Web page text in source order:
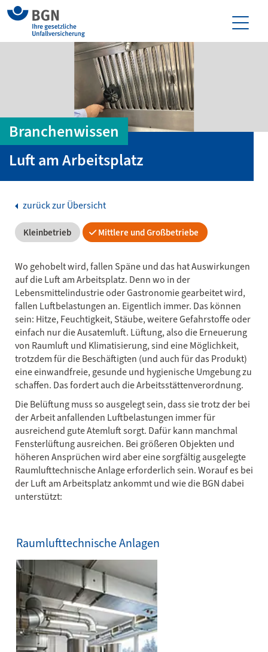
Branchenwissen
Luft am Arbeitsplatz
zurück zur Übersicht
Kleinbetrieb Mittlere und Großbetriebe
Wo gehobelt wird, fallen Späne und das hat Auswirkungen
auf die Luft am Arbeitsplatz. Denn wo in der
Lebensmittelindustrie oder Gastronomie gearbeitet wird,
fallen Luftbelastungen an. Eigentlich immer. Das können
sein: Hitze, Feuchtigkeit, Stäube, weitere Gefahrstoffe oder
einfach nur die Ausatemluft. Lüftung, also die Erneuerung
von Raumluft und Klimatisierung, sind eine Möglichkeit,
trotzdem für die Beschäftigten (und auch für das Produkt)
eine einwandfreie, gesunde und hygienische Umgebung zu
schaffen. Das fordert auch die Arbeitsstättenverordnung.
Die Belüftung muss so ausgelegt sein, dass sie trotz der bei
der Arbeit anfallenden Luftbelastungen immer für
ausreichend gute Atemluft sorgt. Dafür kann manchmal
Fensterlüftung ausreichen. Bei größeren Objekten und
höheren Ansprüchen wird aber eine sorgfältig ausgelegte
Raumlufttechnische Anlage erforderlich sein. Worauf es bei
der Luft am Arbeitsplatz ankommt und wie die BGN dabei
unterstützt:
Raumlufttechnische Anlagen